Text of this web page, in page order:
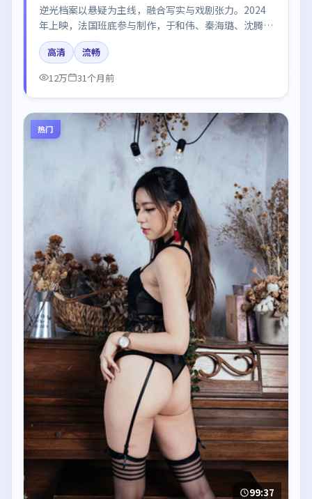
逆光档案以悬疑为主线，融合写实与戏剧张力。2024
年上映，法国班底参与制作，于和伟、秦海璐、沈腾、
张译、黄渤在片中呈现细腻表演，影像风格统一，配乐
与剪辑强化了情绪曲线。
高清
流畅
12万
31个月前
热门
99:37